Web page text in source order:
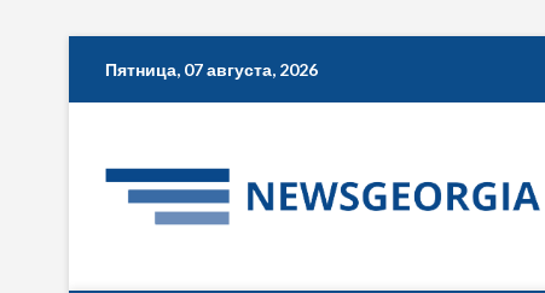
Пятница, 07 августа, 2026